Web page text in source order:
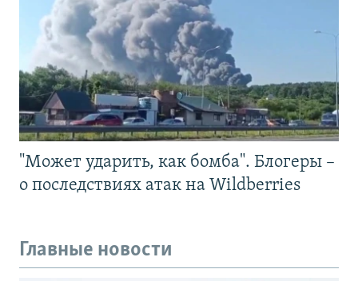
"Может ударить, как бомба". Блогеры –
о последствиях атак на Wildberries
Главные новости